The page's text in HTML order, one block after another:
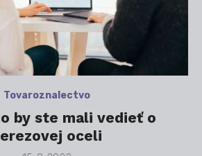
Tovaroznalectvo
by ste mali vedieť o
oceli